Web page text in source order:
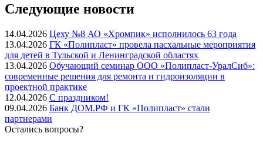
Следующие новости
14.04.2026 Цеху №8 АО «Хромпик» исполнилось 63 года
13.04.2026 ГК «Полипласт» провела пасхальные мероприятия
для детей в Тульской и Ленинградской областях
13.04.2026 Обучающий семинар ООО «Полипласт-УралСиб»:
современные решения для ремонта и гидроизоляции в
проектной практике
12.04.2026 С праздником!
09.04.2026 Банк ДОМ.РФ и ГК «Полипласт» стали
партнерами
Остались вопросы?